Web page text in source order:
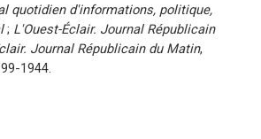
quotidien d'informations, politique,
; L'Ouest-Éclair. Journal Républicain
Journal Républicain du Matin,
1944.